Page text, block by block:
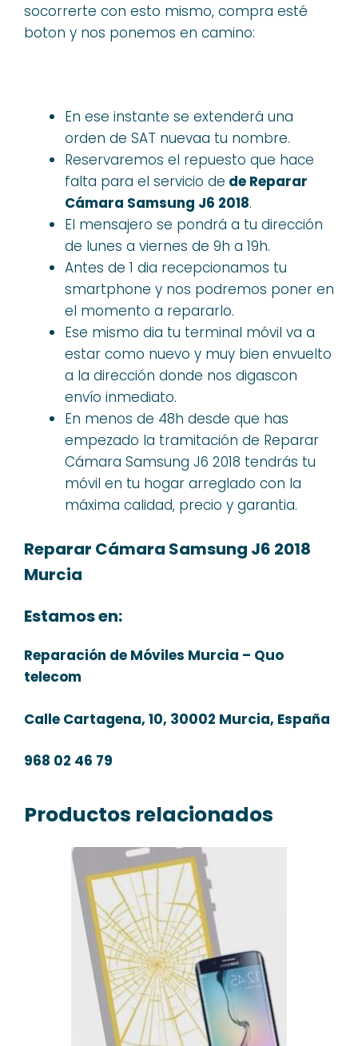
socorrerte con esto mismo, compra esté
boton y nos ponemos en camino:
En ese instante se extenderá una
orden de SAT nuevaa tu nombre.
Reservaremos el repuesto que hace
falta para el servicio de de Reparar
Cámara Samsung J6 2018.
El mensajero se pondrá a tu dirección
de lunes a viernes de 9h a 19h.
Antes de 1 dia recepcionamos tu
smartphone y nos podremos poner en
el momento a repararlo.
Ese mismo dia tu terminal móvil va a
estar como nuevo y muy bien envuelto
a la dirección donde nos digascon
envío inmediato.
En menos de 48h desde que has
empezado la tramitación de Reparar
Cámara Samsung J6 2018 tendrás tu
móvil en tu hogar arreglado con la
máxima calidad, precio y garantia.
Reparar Cámara Samsung J6 2018
Murcia
Estamos en:
Reparación de Móviles Murcia – Quo
telecom
Calle Cartagena, 10, 30002 Murcia, España
968 02 46 79
Productos relacionados